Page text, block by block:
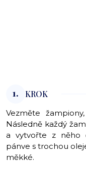
1. KROK
Vezměte
Následně každý
a vytvořte z něho
pánve s trochou
měkké.